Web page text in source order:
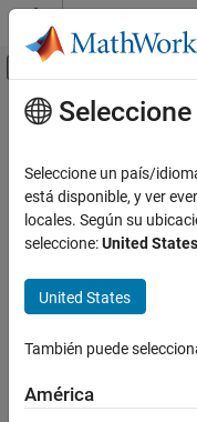
Saltar al contenido
Mostrar/
Inicio de Documentación
Contenido principal
How
Seleccione un país/
está disponible, y ver
locales. Según su
seleccione:United States
United States
También puede
América